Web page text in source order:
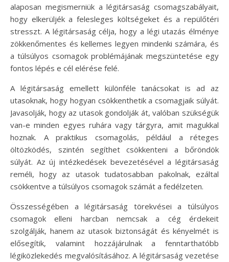
alaposan megismerniük a légitársaság csomagszabályait,
hogy elkerüljék a felesleges költségeket és a repülőtéri
stresszt. A légitársaság célja, hogy a légi utazás élménye
zökkenőmentes és kellemes legyen mindenki számára, és
a túlsúlyos csomagok problémájának megszüntetése egy
fontos lépés e cél elérése felé.
A légitársaság emellett különféle tanácsokat is ad az
utasoknak, hogy hogyan csökkenthetik a csomagjaik súlyát.
Javasolják, hogy az utasok gondolják át, valóban szükségük
van-e minden egyes ruhára vagy tárgyra, amit magukkal
hoznak. A praktikus csomagolás, például a réteges
öltözködés, szintén segíthet csökkenteni a bőröndök
súlyát. Az új intézkedések bevezetésével a légitársaság
reméli, hogy az utasok tudatosabban pakolnak, ezáltal
csökkentve a túlsúlyos csomagok számát a fedélzeten.
Összességében a légitársaság törekvései a túlsúlyos
csomagok elleni harcban nemcsak a cég érdekeit
szolgálják, hanem az utasok biztonságát és kényelmét is
elősegítik, valamint hozzájárulnak a fenntarthatóbb
légiközlekedés megvalósításához. A légitársaság vezetése